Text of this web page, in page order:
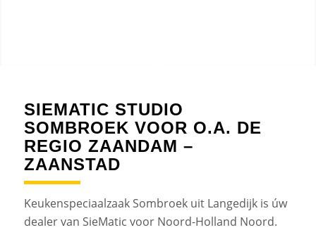
SIEMATIC STUDIO
SOMBROEK VOOR O.A. DE
REGIO ZAANDAM –
ZAANSTAD
Keukenspeciaalzaak Sombroek uit Langedijk is úw
dealer van SieMatic voor Noord-Holland Noord.